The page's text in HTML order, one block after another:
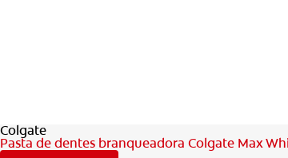
Colgate
Pasta de dentes branqueadora Colgate Max